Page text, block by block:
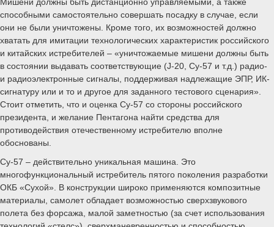
Фото: Сергей Бобылев/ТАСС
19 марта президент России Владимир Путин на встрече с
победителями конкурса «Лидеры России» заявил, что считает
российский самолет Су-57 лучшим военным самолетом в мире.
«Это самый лучший сейчас самолет, в мире самый лучший. По
всем тактико-техническим данным, по оружию. Так никто и летать
не может, как наш самолет», - процитировало оценку президента
агентство ТАСС.
А уже на следующий день, 20 марта, канал RT сообщил, что
Военно-воздушное министерство США (входит в состав
подрядчиков, способных создать воздушные цели, имеющие
характеристики таких «продвинутых самолётов противников», как
российский истребитель Су-57 и китайские J-20 и FC-31 (также
известный как J-31).
«Задача данного запроса — установить наличие источников,